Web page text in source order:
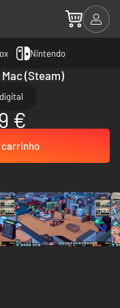
Nintendo
(Steam)
€